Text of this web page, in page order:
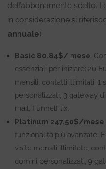
dell’abbonamento scelto. I
in considerazione si
annuale):
Basic 80.84$/ mese.
essenziali per iniziare: 20
mensili, contatti illimitati, 1
personalizzati, 3 gateway
mail, FunnelFlix.
Platinum 247.50$/mese
funzionalità più avanzate:
visite mensili illimitate,
domini personalizzati, 9